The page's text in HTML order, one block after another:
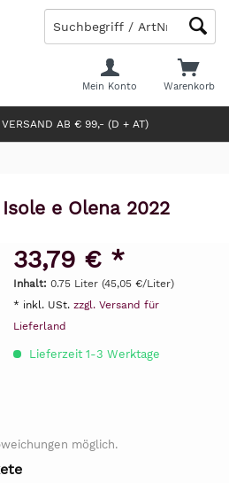
VERSAND AB € 99,- (D + AT)
Warenkorb
Mein Konto
e Olena 2022
33,79 € *
Inhalt: 0.75 Liter (45,05 €/Liter)
* inkl. USt. zzgl. Versand für
Lieferland
Lieferzeit 1-3 Werktage
möglich.